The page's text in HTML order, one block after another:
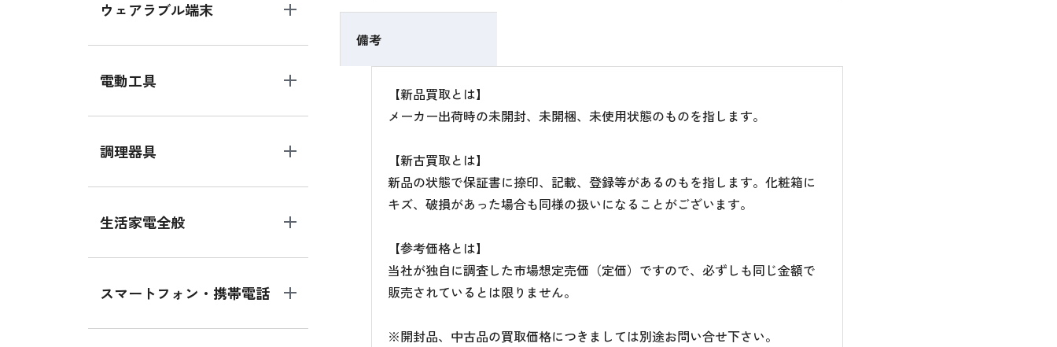
ウェアラブル端末
電動工具
調理器具
生活家電全般
スマートフォン・携帯電話
備考
【新品買取とは】
メーカー出荷時の未開封、未開梱、未使用状態のものを指します。
【新古買取とは】
新品の状態で保証書に捺印、記載、登録等があるのもを指します。化粧箱に
キズ、破損があった場合も同様の扱いになることがございます。
【参考価格とは】
当社が独自に調査した市場想定売価（定価）ですので、必ずしも同じ金額で
販売されているとは限りません。
※開封品、中古品の買取価格につきましては別途お問い合せ下さい。